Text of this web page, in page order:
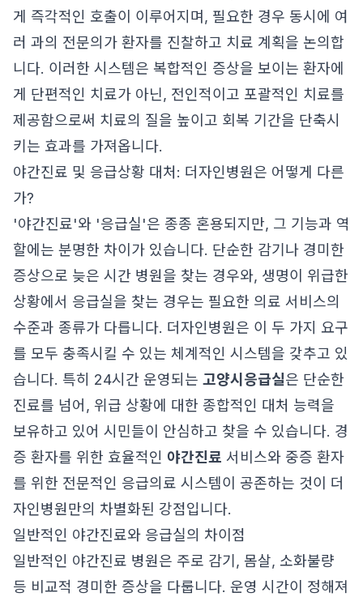
게 즉각적인 호출이 이루어지며, 필요한 경우 동시에 여
러 과의 전문의가 환자를 진찰하고 치료 계획을 논의합
니다. 이러한 시스템은 복합적인 증상을 보이는 환자에
게 단편적인 치료가 아닌, 전인적이고 포괄적인 치료를
제공함으로써 치료의 질을 높이고 회복 기간을 단축시
키는 효과를 가져옵니다.
야간진료 및 응급상황 대처: 더자인병원은 어떻게 다른
가?
'야간진료'와 '응급실'은 종종 혼용되지만, 그 기능과 역
할에는 분명한 차이가 있습니다. 단순한 감기나 경미한
증상으로 늦은 시간 병원을 찾는 경우와, 생명이 위급한
상황에서 응급실을 찾는 경우는 필요한 의료 서비스의
수준과 종류가 다릅니다. 더자인병원은 이 두 가지 요구
를 모두 충족시킬 수 있는 체계적인 시스템을 갖추고 있
습니다. 특히 24시간 운영되는 고양시응급실은 단순한
진료를 넘어, 위급 상황에 대한 종합적인 대처 능력을
보유하고 있어 시민들이 안심하고 찾을 수 있습니다. 경
증 환자를 위한 효율적인 야간진료 서비스와 중증 환자
를 위한 전문적인 응급의료 시스템이 공존하는 것이 더
자인병원만의 차별화된 강점입니다.
일반적인 야간진료와 응급실의 차이점
일반적인 야간진료 병원은 주로 감기, 몸살, 소화불량
등 비교적 경미한 증상을 다룹니다. 운영 시간이 정해져